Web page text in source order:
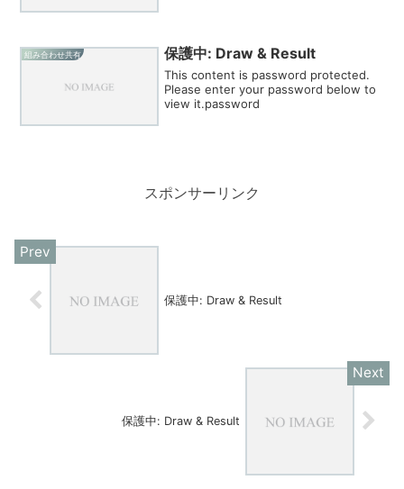
組み合わせ共有 保護中: Draw & Result
This content is password protected.
Please enter your password below to
view it.password
スポンサーリンク
保護中: Draw & Result
保護中: Draw & Result